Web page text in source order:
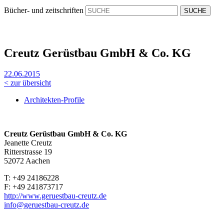
Bücher- und zeitschriften
Creutz Gerüstbau GmbH & Co. KG
22.06.2015
< zur übersicht
Architekten-Profile
Creutz Gerüstbau GmbH & Co. KG
Jeanette Creutz
Ritterstrasse 19
52072 Aachen
T: +49 24186228
F: +49 241873717
http://www.geruestbau-creutz.de
info@geruestbau-creutz.de